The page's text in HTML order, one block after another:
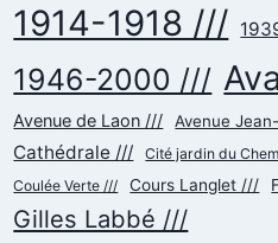
1914-1918 ///
1946-2000 ///
Avenue de Laon /// Avenue
Cathédrale /// Cité jardin du
Coulée Verte /// Cours Langlet ///
Gilles Labbé ///